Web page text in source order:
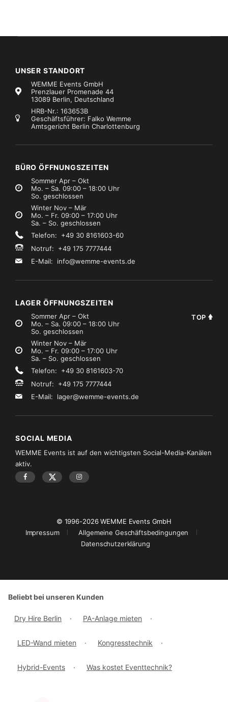
UNSER STANDORT
WEMME Events GmbH
Prenzlauer Promenade 44
13089 Berlin, Deutschland
HRB-Nr.: 163653B
Geschäftsführer: Falko Wemme
Amtsgericht Berlin Charlottenburg
BÜRO ÖFFNUNGSZEITEN
Sommer Apr – Okt
Mo. – Sa. 09:00 – 18:00 Uhr
So. geschlossen
Winter Nov – Mär
Mo. – Fr. 09:00 – 17:00 Uhr
Sa. – So. geschlossen
Telefon: +49 30 8161603-60
Notruf: +49 175 7777444
E-Mail: info@wemme-events.de
LAGER ÖFFNUNGSZEITEN
Sommer Apr – Okt
Mo. – Sa. 09:00 – 18:00 Uhr
So. geschlossen
Winter Nov – Mär
Mo. – Fr. 09:00 – 17:00 Uhr
Sa. – So. geschlossen
Telefon: +49 30 8161603-70
Notruf: +49 175 7777444
E-Mail: lager@wemme-events.de
SOCIAL MEDIA
WEMME Events ist auf den wichtigsten Social-Media-Kanälen
aktiv.
© 1996-2026 WEMME Events GmbH
Impressum
Allgemeine Geschäftsbedingungen
Datenschutzerklärung
TOP
Beliebt bei unseren Kunden
Dry Hire Berlin · PA-Anlage mieten ·
LED-Wand mieten · Kongresstechnik ·
Hybrid-Events · Was kostet Eventtechnik?